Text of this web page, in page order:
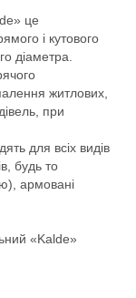
це
і кутового
діаметра.
житлових,
при
для всіх видів
будь то
армовані
«Kalde»